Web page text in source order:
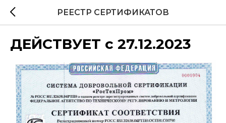
РЕЕСТР СЕРТИФИКАТОВ
ДЕЙСТВУЕТ с 27.12.2023